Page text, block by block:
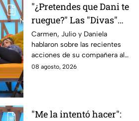
"¿Pretendes que Dani te
ruegue?" Las "Divas"
lamentan el
comportamiento de
Michelle en MasterChef
24/7
Carmen, Julio y Daniela
hablaron sobre las recientes
acciones de su compañera al
interior del Mundo MasterChef
08 agosto, 2026
"Me la intentó hacer":